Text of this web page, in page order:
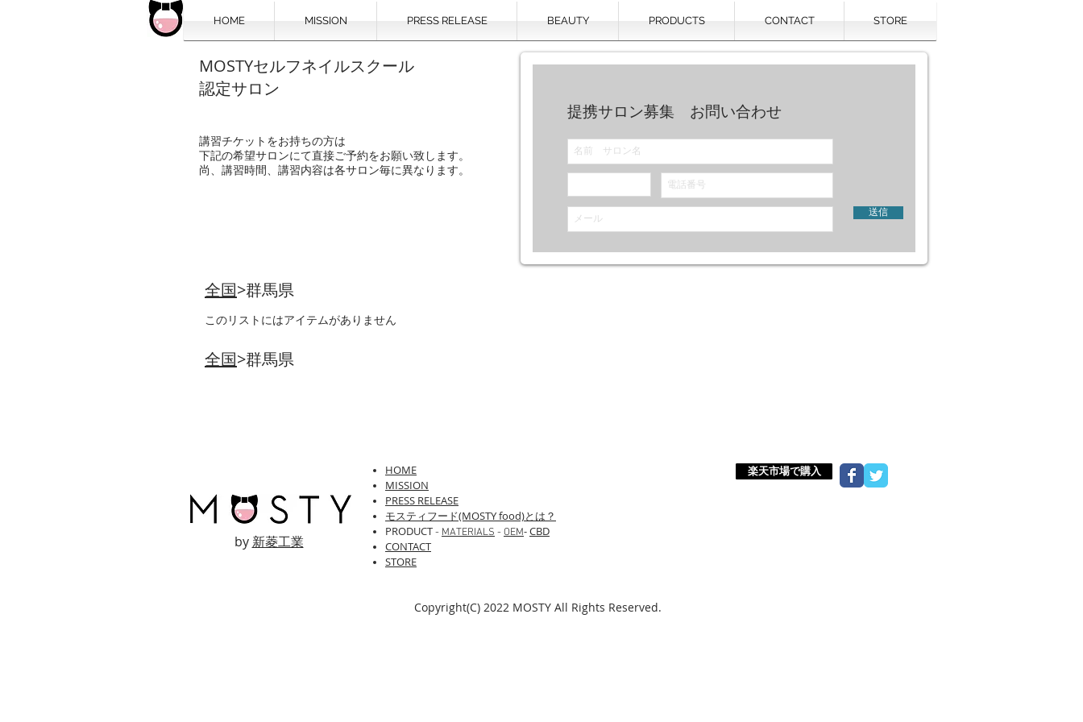
HOME MISSION PRESS RELEASE BEAUTY PRODUCTS CONTACT STORE
MOSTYセルフネイルスクール
認定サロン
講習チケットをお持ちの方は
下記の希望サロンにて直接ご予約をお願い致します。
尚、講習時間、講習内容は各サロン毎に異なります。
提携サロン募集 お問い合わせ
送信
全国>群馬県
このリストにはアイテムがありません
全国>群馬県
by 新菱工業
HOME
​​MISSION
PRESS RELEASE
モスティフード(MOSTY food)とは？
PRODUCT- MATERIALS -OEM-CBD
CONTACT
STORE
楽天市場で購入
Copyright(C) 2022 MOSTY All Rights Reserved.